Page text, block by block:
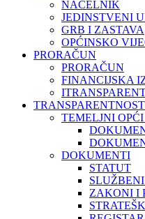
NAČELNIK
JEDINSTVENI
GRB I ZASTAVA
OPĆINSKO
PRORAČUN
PRORAČUN
FINANCIJSKA
TRANSPARENTNOST
TEMELJNI
DOKUMENTI
STATUT
ZAKONI I